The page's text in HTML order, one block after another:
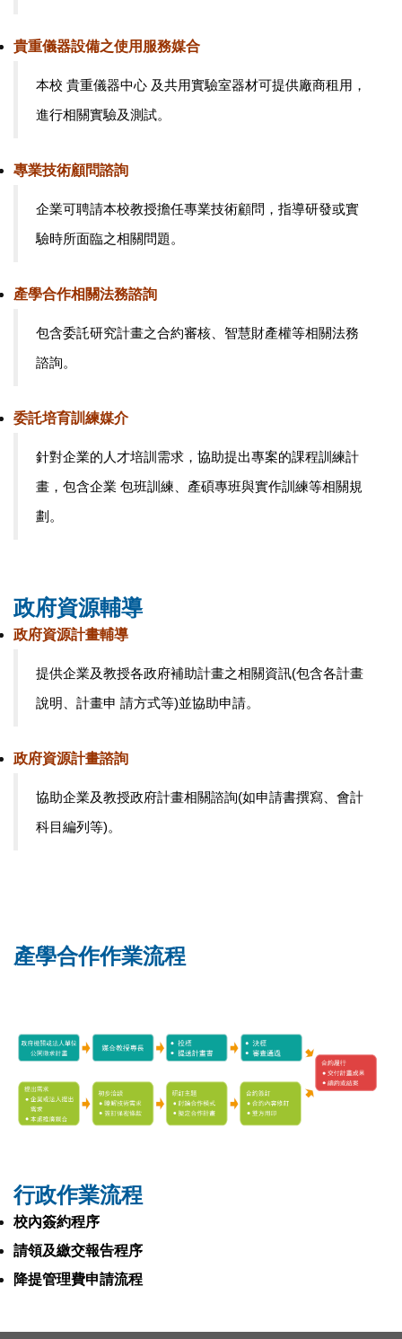
貴重儀器設備之使用服務媒合
本校 貴重儀器中心 及共用實驗室器材可提供廠商租用，
進行相關實驗及測試。
專業技術顧問諮詢
企業可聘請本校教授擔任專業技術顧問，指導研發或實
驗時所面臨之相關問題。
產學合作相關法務諮詢
包含委託研究計畫之合約審核、智慧財產權等相關法務
諮詢。
委託培育訓練媒介
針對企業的人才培訓需求，協助提出專案的課程訓練計
畫，包含企業 包班訓練、產碩專班與實作訓練等相關規
劃。
政府資源輔導
政府資源計畫輔導
提供企業及教授各政府補助計畫之相關資訊(包含各計畫
說明、計畫申 請方式等)並協助申請。
政府資源計畫諮詢
協助企業及教授政府計畫相關諮詢(如申請書撰寫、會計
科目編列等)。
產學合作作業流程
行政作業流程
校內簽約程序
請領及繳交報告程序
降提管理費申請流程